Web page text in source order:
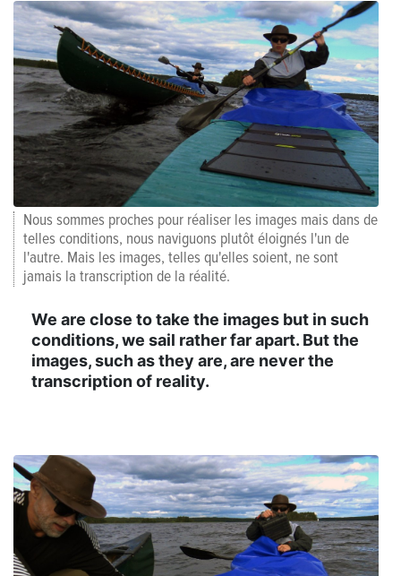
Nous sommes proches pour réaliser les images mais dans de
telles conditions, nous naviguons plutôt éloignés l'un de
l'autre. Mais les images, telles qu'elles soient, ne sont
jamais la transcription de la réalité.
We are close to take the images but in such
conditions, we sail rather far apart. But the
images, such as they are, are never the
transcription of reality.